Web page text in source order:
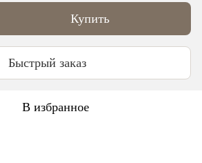
Купить
Быстрый заказ
В избранное